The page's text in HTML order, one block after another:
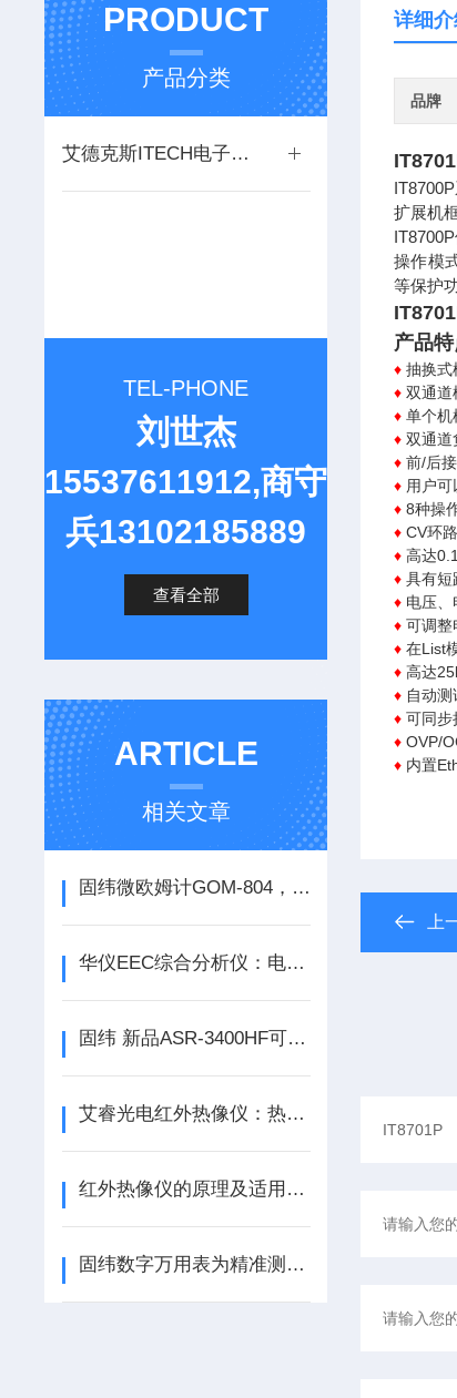
PRODUCT
产品分类
艾德克斯ITECH电子负载
TEL-PHONE
刘世杰
15537611912,商守
兵13102185889
查看全部
ARTICLE
相关文章
固纬微欧姆计GOM-804，GOM-805两种开机设定的用途
华仪EEC综合分析仪：电力系统“全科医生”，一站式诊断运行隐患
固纬 新品ASR-3400HF可编程交流/直流电源输出频率高达5kHz
艾睿光电红外热像仪：热视洞察，安全高效
红外热像仪的原理及适用介绍
固纬数字万用表为精准测量与故障排查助力
详细
品牌
扩展机
操作模
等保护
产品特
♦抽换式
♦双通道
♦单个机
♦双通道
♦前/后
♦ 用户
♦8种操
♦CV环
♦高达
♦具有短
♦ 电压
♦可调整
♦在List
♦高达
♦ 自动
♦可同步
♦OVP/
♦ 内置
上